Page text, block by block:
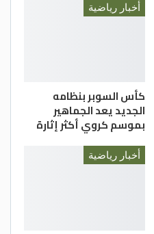
أخبار رياضية
كأس السوبر بنظامه
الجديد يعد الجماهير
بموسم كروي أكثر إثارة
أخبار رياضية